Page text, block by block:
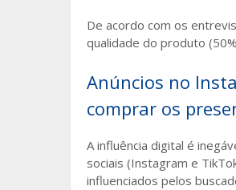
De acordo com os
qualidade do produto
Anúncios no
comprar os
A influência digital é
sociais (Instagram e
influenciados pelos